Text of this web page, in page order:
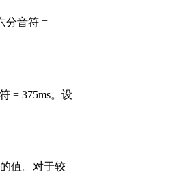
分音符 =
= 375ms。设
值。对于较